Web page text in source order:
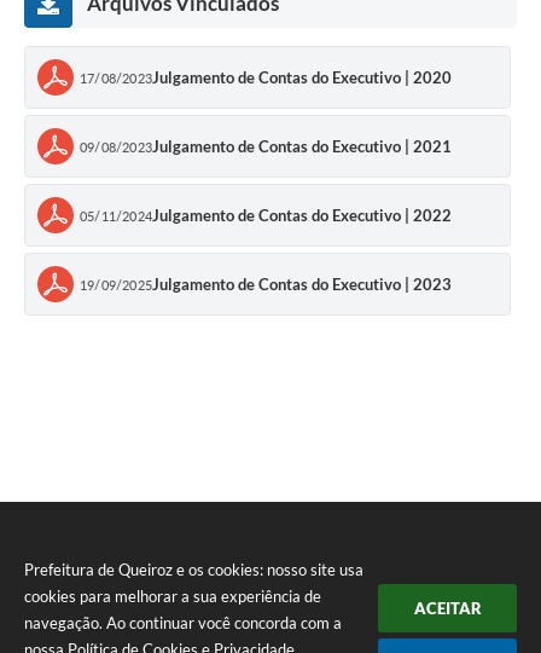
Prefeitura de Queiroz e os cookies: nosso site usa
cookies para melhorar a sua experiência de
navegação. Ao continuar você concorda com a
ACEITAR
17/08/2023Julgamento de Contas do Executivo | 2020
09/08/2023Julgamento de Contas do Executivo | 2021
05/11/2024Julgamento de Contas do Executivo | 2022
19/09/2025Julgamento de Contas do Executivo | 2023